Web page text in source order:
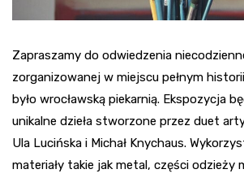
Zapraszamy do odwiedzenia
zorganizowanej w miejscu pełnym
było wrocławską piekarnią. Ekspozycja
unikalne dzieła stworzone przez duet
Ula Lucińska i Michał Knychaus.
materiały takie jak metal, części odzieży